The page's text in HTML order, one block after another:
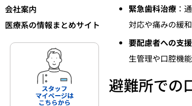
会社案内
医療系の情報まとめサイト
緊急歯科治療 ：
対応や痛みの緩
要配慮者への支援
生管理や口腔機
避難所での